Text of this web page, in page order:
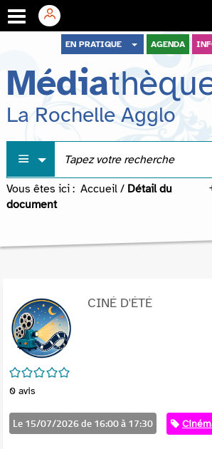
menu
contenu
recherche
EN PRATIQUE AGENDA
Média
La Rochelle Agglo
Vous êtes ici : Accueil / Détail du
document
/5
0 avis
CINÉ D'ÉTÉ
Le 15/07/2026 de 16:00 à 17:30